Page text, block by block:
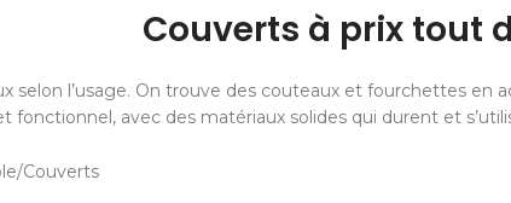
Couverts à prix tout
l’usage. On trouve des couteaux et fourchettes en
fonctionnel, avec des matériaux solides qui durent et
Couverts